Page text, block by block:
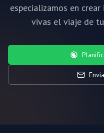
especializamos en
vivas el viaje de